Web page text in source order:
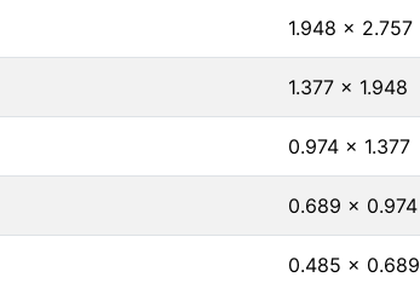
1.948 x 2.757
1.377 x 1.948
0.974 x 1.377
0.689 x 0.974
0.485 x 0.689